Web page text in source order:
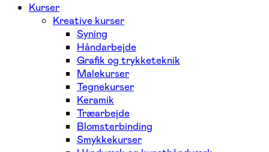
Kurser
Kreative kurser
Syning
Håndarbejde
Grafik og trykketeknik
Malekurser
Tegnekurser
Keramik
Træarbejde
Blomsterbinding
Smykkekurser